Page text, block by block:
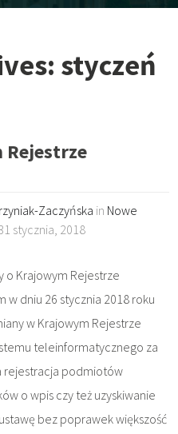
styczeń
Rejestrze
Zaczyńska in Nowe
stycznia, 2018
o Krajowym Rejestrze
dniu 26 stycznia 2018 roku
w Krajowym Rejestrze
teleinformatycznego za
rejestracja podmiotów
o wpis czy też uzyskiwanie
bez poprawek większość